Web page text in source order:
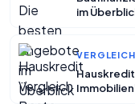
im
VERGLEICH